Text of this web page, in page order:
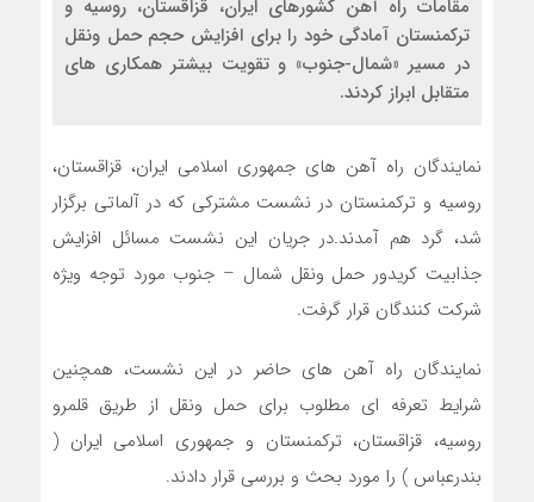
مقامات راه آهن کشورهای ایران، قزاقستان، روسیه و
ترکمنستان آمادگی خود را برای افزایش حجم حمل ونقل
در مسیر «شمال-جنوب» و تقویت بیشتر همکاری های
متقابل ابراز کردند.
نمایندگان راه آهن های جمهوری اسلامی ایران، قزاقستان،
روسیه و ترکمنستان در نشست مشترکی که در آلماتی برگزار
شد، گرد هم آمدند.در جریان این نشست مسائل افزایش
جذابیت کریدور حمل ونقل شمال – جنوب مورد توجه ویژه
شرکت کنندگان قرار گرفت.
نمایندگان راه آهن های حاضر در این نشست، همچنین
شرایط تعرفه ای مطلوب برای حمل ونقل از طریق قلمرو
روسیه، قزاقستان، ترکمنستان و جمهوری اسلامی ایران (
بندرعباس ) را مورد بحث و بررسی قرار دادند.